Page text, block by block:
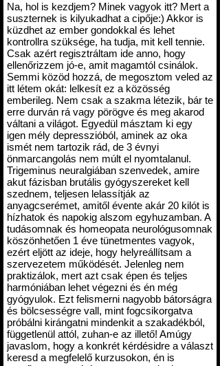
Na, hol is kezdjem? Minek vagyok itt? Mert a
suszternek is kilyukadhat a cipője:) Akkor is
küzdhet az ember gondokkal és lehet
kontrollra szüksége, ha tudja, mit kell tennie.
Csak azért regisztráltam ide anno, hogy
ellenőrizzem jó-e, amit magamtól csinálok.
Semmi közöd hozzá, de megosztom veled az
itt létem okát: lelkesít ez a közösség
emberileg. Nem csak a szakma létezik, bár te
erre durván rá vagy pörögve és meg akarod
váltani a világot. Egyedül másztam ki egy
igen mély depresszióból, aminek az oka
ismét nem tartozik rád, de 3 évnyi
önmarcangolás nem múlt el nyomtalanul.
Trigeminus neuralgiában szenvedek, amire
akut fázisban brutális gyógyszereket kell
szednem, teljesen lelassítják az
anyagcserémet, amitől évente akár 20 kilót is
hízhatok és napokig alszom egyhuzamban. A
tudásomnak és homeopata neurológusomnak
köszönhetően 1 éve tünetmentes vagyok,
ezért eljött az ideje, hogy helyreállítsam a
szervezetem működését. Jelenleg nem
praktizálok, mert azt csak épen és teljes
harmóniában lehet végezni és én még
gyógyulok. Ezt felismerni nagyobb bátorságra
és bölcsességre vall, mint fogcsikorgatva
próbálni kirángatni mindenkit a szakadékból,
függetlenül attól, zuhan-e az illető! Amúgy
javaslom, hogy a konkrét kérdésidre a választ
keresd a megfelelő kurzusokon, én is